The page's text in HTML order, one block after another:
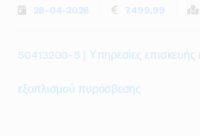
28-04-2026 7.499,99
50413200-5 | Υπηρεσίες επισκευής
εξοπλισμού πυρόσβεσης